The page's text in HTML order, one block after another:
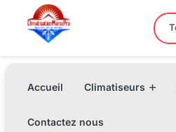
Accueil Climatiseurs
Contactez nous